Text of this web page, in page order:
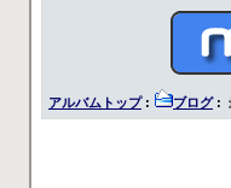
アルバムトップ: ブログ: